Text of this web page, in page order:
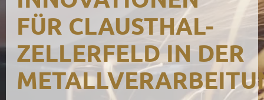
FÜR CLAUSTHAL-
ZELLERFELD IN DER